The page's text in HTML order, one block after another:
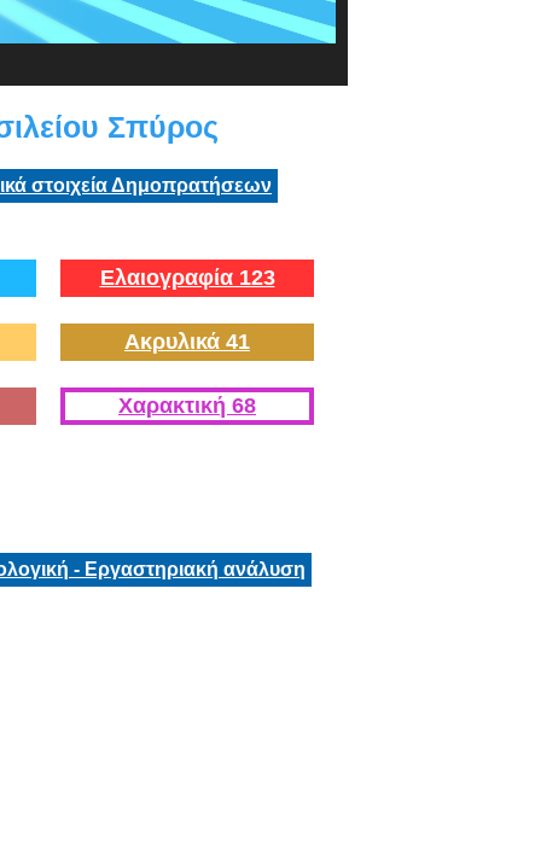
Σπύρος
στοιχεία Δημοπρατήσεων
Ελαιογραφία 123
Ακρυλικά 41
Χαρακτική 68
- Εργαστηριακή ανάλυση